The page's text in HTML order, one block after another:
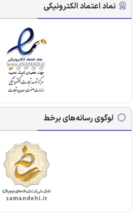
نماد اعتماد الکترونیکی
لوگوی رسانه‌های برخط